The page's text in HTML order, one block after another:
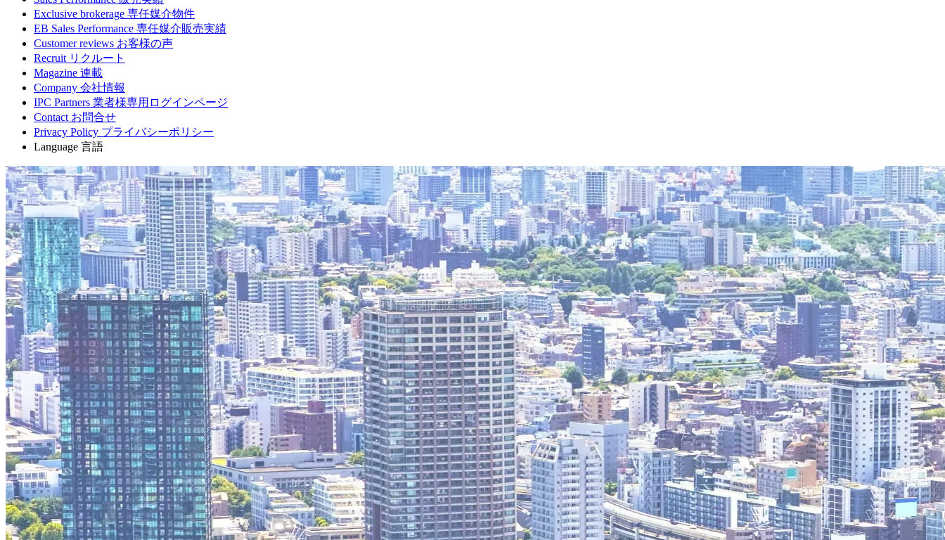
Exclusive brokerage 専任媒介物件
EB Sales Performance 専任媒介販売実績
Customer reviews お客様の声
Recruit リクルート
Magazine 連載
Company 会社情報
IPC Partners 業者様専用ログインページ
Contact お問合せ
Privacy Policy プライバシーポリシー
Language 言語